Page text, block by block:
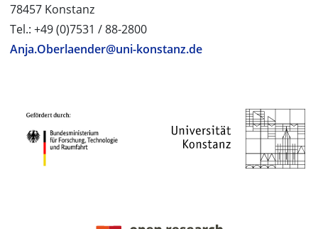
78457 Konstanz
Tel.: +49 (0)7531 / 88-2800
Anja.Oberlaender@uni-konstanz.de